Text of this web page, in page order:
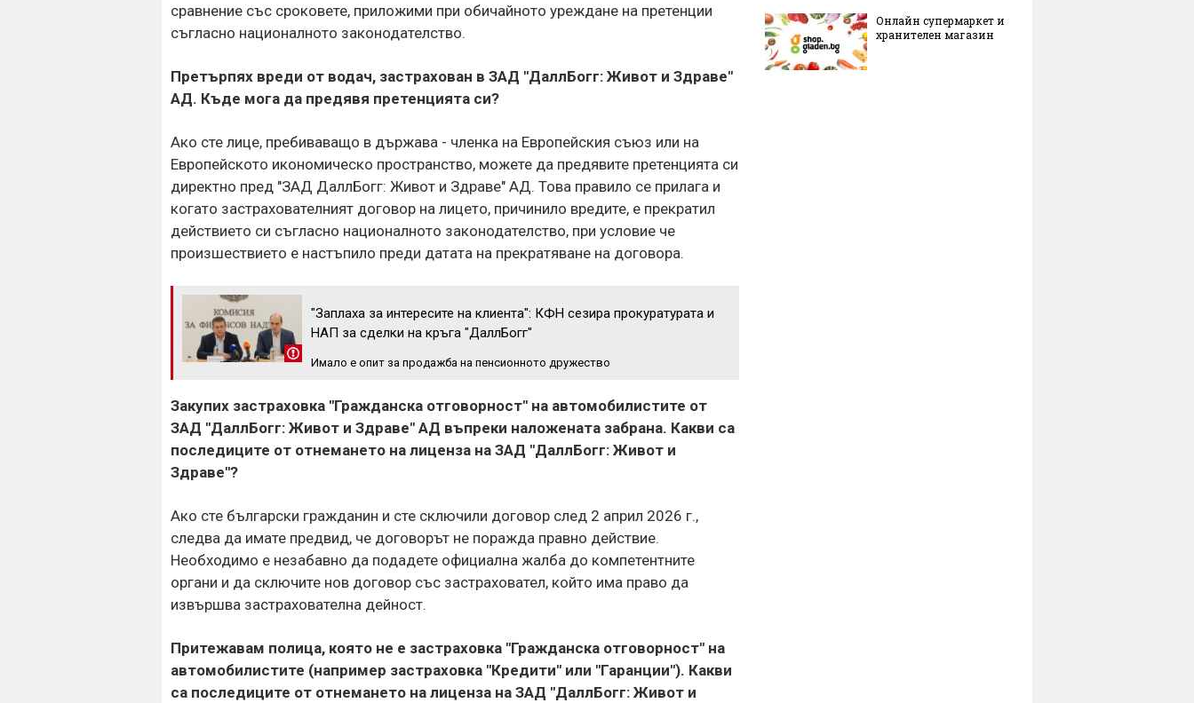
сравнение със сроковете, приложими при обичайното уреждане на претенции
съгласно националното законодателство.
Претърпях вреди от водач, застрахован в ЗАД "ДаллБогг: Живот и Здраве"
АД. Къде мога да предявя претенцията си?
Ако сте лице, пребиваващо в държава - членка на Европейския съюз или на
Европейското икономическо пространство, можете да предявите претенцията си
директно пред "ЗАД ДаллБогг: Живот и Здраве" АД. Това правило се прилага и
когато застрахователният договор на лицето, причинило вредите, е прекратил
действието си съгласно националното законодателство, при условие че
произшествието е настъпило преди датата на прекратяване на договора.
"Заплаха за интересите на клиента": КФН сезира прокуратурата и
НАП за сделки на кръга "ДаллБогг"
Имало е опит за продажба на пенсионното дружество
Закупих застраховка "Гражданска отговорност" на автомобилистите от
ЗАД "ДаллБогг: Живот и Здраве" АД въпреки наложената забрана. Какви са
последиците от отнемането на лиценза на ЗАД "ДаллБогг: Живот и
Здраве"?
Ако сте български гражданин и сте сключили договор след 2 април 2026 г.,
следва да имате предвид, че договорът не поражда правно действие.
Необходимо е незабавно да подадете официална жалба до компетентните
органи и да сключите нов договор със застраховател, който има право да
извършва застрахователна дейност.
Притежавам полица, която не е застраховка "Гражданска отговорност" на
автомобилистите (например застраховка "Кредити" или "Гаранции"). Какви
са последиците от отнемането на лиценза на ЗАД "ДаллБогг: Живот и
Онлайн супермаркет и
хранителен магазин